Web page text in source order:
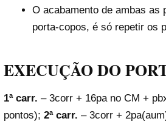
O acabamento de ambas as
porta-copos, é só repetir os
EXECUÇÃODO
1ª carr. – 3corr + 16pa no CM +
pontos); 2ª carr. – 3corr +